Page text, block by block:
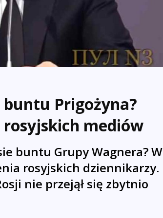
buntu Prigożyna?
mediów
buntu Grupy Wagnera? W
rosyjskich dziennikarzy.
nie przejął się zbytnio